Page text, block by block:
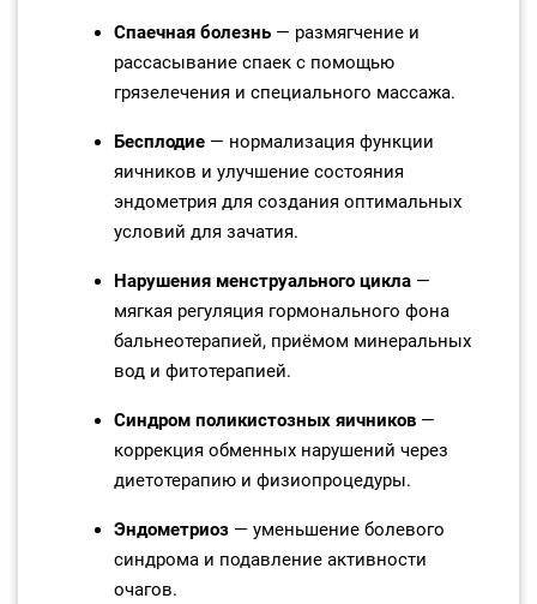
Спаечная болезнь — размягчение и
рассасывание спаек с помощью
грязелечения и специального массажа.
Бесплодие — нормализация функции
яичников и улучшение состояния
эндометрия для создания оптимальных
условий для зачатия.
Нарушения менструального цикла —
мягкая регуляция гормонального фона
бальнеотерапией, приёмом минеральных
вод и фитотерапией.
Синдром поликистозных яичников —
коррекция обменных нарушений через
диетотерапию и физиопроцедуры.
Эндометриоз — уменьшение болевого
синдрома и подавление активности
очагов.